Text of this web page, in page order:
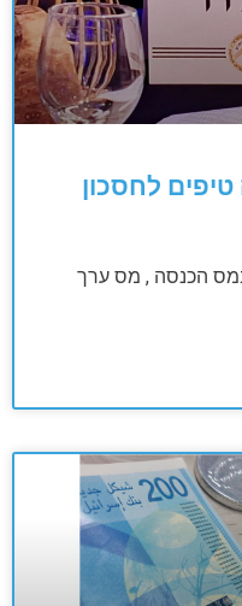
לחסכון
הכנסה , מס ערך